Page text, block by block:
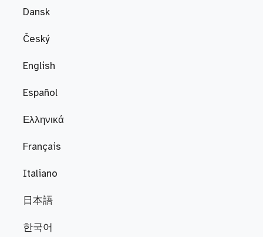
Dansk
Český
English
Español
Ελληνικά
Français
Italiano
日本語
한국어